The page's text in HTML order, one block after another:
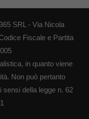
SRL - Via Nicola
Fiscale e Partita
in quanto viene
Non può pertanto
sensi della legge n. 62